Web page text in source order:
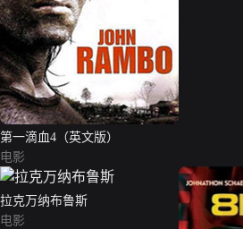
第一滴血4（英文版）
电影
拉克万纳布鲁斯
电影